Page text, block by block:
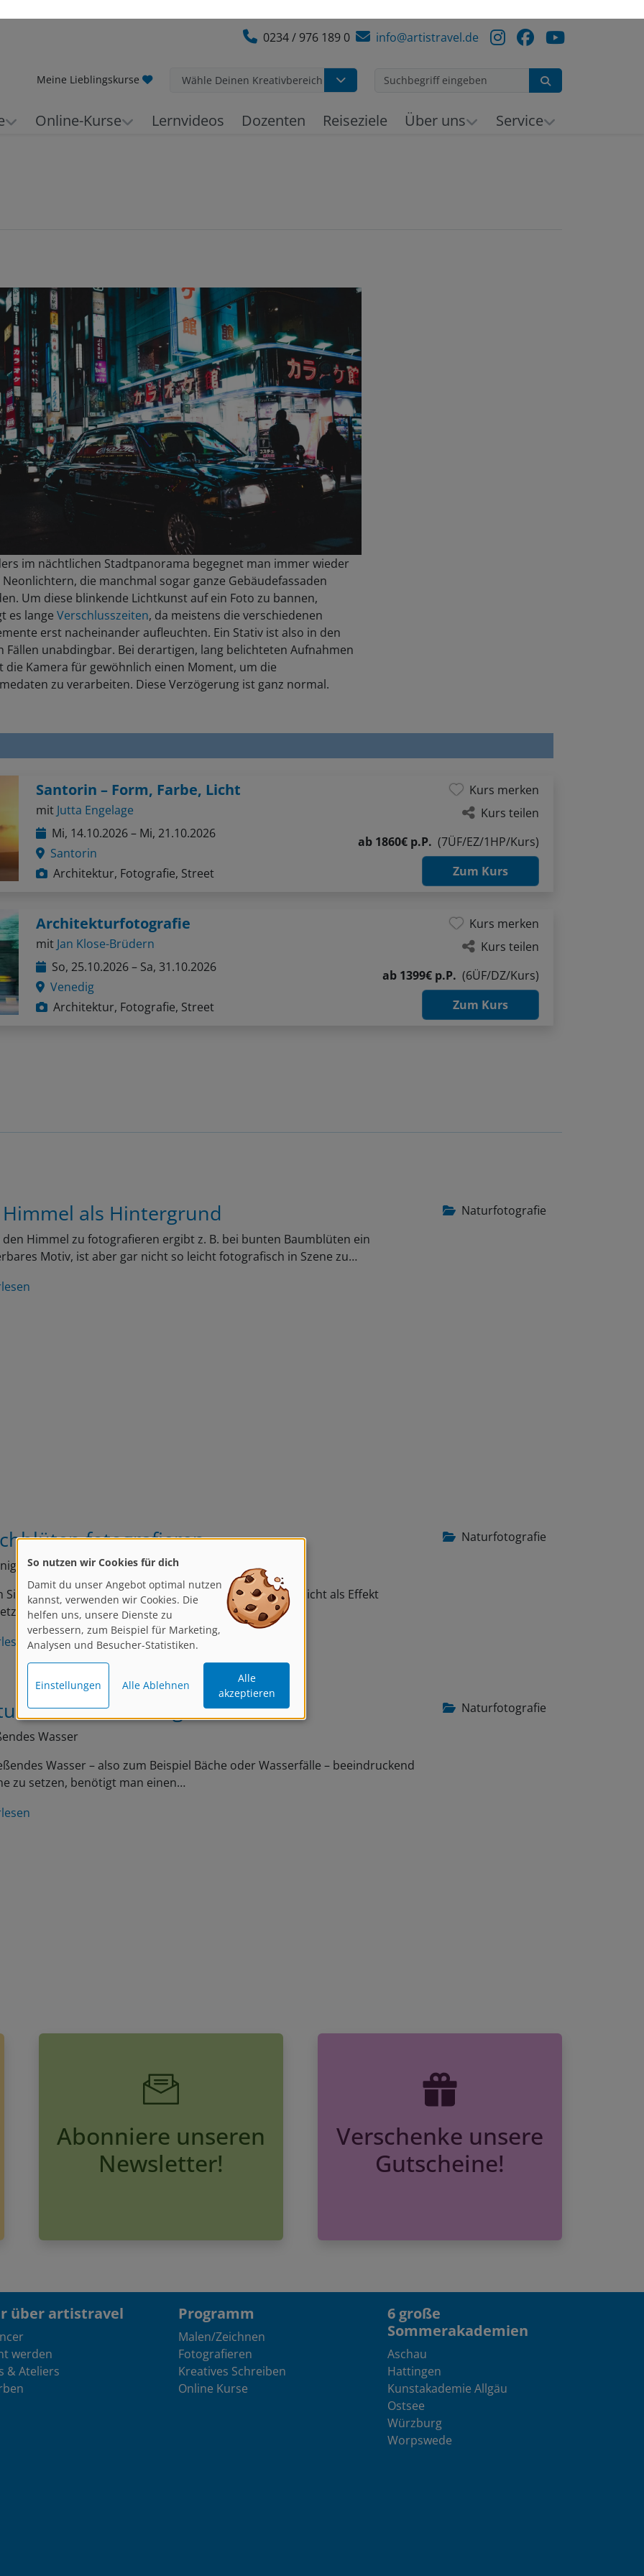
0234 / 976 189 0 info@artistravel.de
im nächtlichen Stadtpanorama begegnet man immer wieder
die manchmal sogar ganze Gebäudefassaden
Um diese blinkende Lichtkunst auf ein Foto zu bannen,
es langeVerschlusszeiten, da meistens die verschiedenen
erst nacheinander aufleuchten. Ein Stativ ist also in den
Fällen unabdingbar. Bei derartigen, lang belichteten Aufnahmen
die Kamera für gewöhnlich einen Moment, um die
zu verarbeiten. Diese Verzögerung ist ganz normal.
Santorin – Form, Farbe, Licht
mit
Jutta Engelage
Mi, 14.10.2026 – Mi, 21.10.2026
Santorin
Architektur, Fotografie, Street
Kurs merken
Kurs teilen
ab
(7ÜF/EZ/1HP/Kurs)
Architekturfotografie
mit
Jan Klose-Brüdern
Venedig
Architektur, Fotografie, Street
Kurs merken
Kurs teilen
ab
(6ÜF/DZ/Kurs)
Naturfotografie
als Hintergrund
den Himmel zu fotografieren ergibt z. B. bei bunten Baumblüten ein
Motiv, ist aber gar nicht so leicht fotografisch in Szene zu…
Naturfotografie
fotografieren
kurze Tipps für Kirschblüten:
Sie mit Perspektive und Licht, probieren Sie z. B. Gegenlicht als Effekt
heben…
Naturfotografie
für analoge Filter
Wasser
Wasser – also zum Beispiel Bäche oder Wasserfälle – beeindruckend
zu setzen, benötigt man einen…
Abonniere unseren
Newsletter!
Verschenke unsere
Gutscheine!
über artistravel
werden
& Ateliers
Programm
Malen/Zeichnen
Fotografieren
Kreatives Schreiben
Online Kurse
6 große
Sommerakademien
Aschau
Hattingen
Kunstakademie Allgäu
Ostsee
Würzburg
Worpswede
So nutzen wir Cookies für dich
Damit du unser Angebot optimal nutzen
kannst, verwenden wir Cookies. Die
helfen uns, unsere Dienste zu
verbessern, zum Beispiel für Marketing,
Analysen und Besucher-Statistiken.
Einstellungen
Alle
akzeptieren